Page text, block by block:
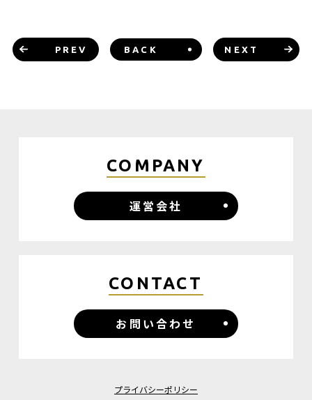
PREV NEXT
BACK
COMPANY
運営会社
CONTACT
お問い合わせ
プライバシーポリシー